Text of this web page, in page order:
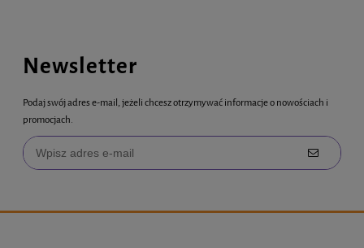
Newsletter
Podaj swój adres e-mail, jeżeli chcesz otrzymywać informacje o nowościach i
promocjach.